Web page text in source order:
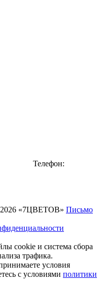
Телефон:
«7ЦВЕТОВ» Письмо
cookie и система сбора
трафика.
условия
с условиями политики